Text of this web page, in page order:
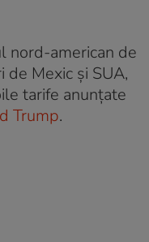
nord-american de
de Mexic și SUA,
tarife anunțate
Trump.